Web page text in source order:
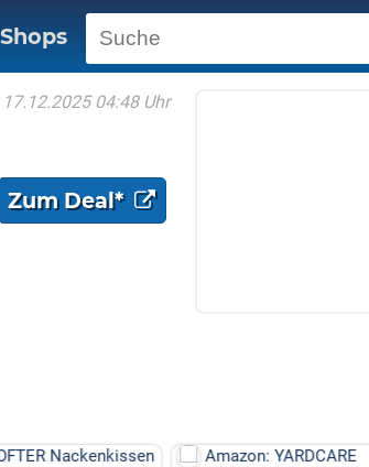
Shops
17.12.2025 04:48 Uhr
Zum Deal*
YARDCARE
Laifen P3 (Nebelblau)